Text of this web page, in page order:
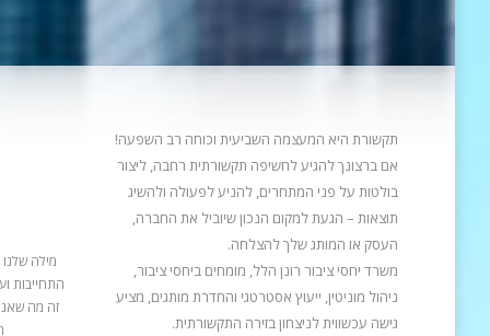
מילה
התחייבות
זה מה
תקשורת היא המעצמה השביעית וכוחה רב השפעה!
אם ברצונך להגיע לחשיפה תקשורתית רחבה, ליצור
בולטות על פני המתחרים, להניעלפעולה ולהשיג
תוצאות – הגעת למקום הנכון שיוביל את החברה,
העסק או המותג שלך להצלחה.
משרד יחסי ציבור רונן הלל, מומחים ביחסי ציבור,
ניהול מוניטין, ייעוץ אסטרטגי והחדרת מותגים, מציע
גישה עכשווית לניצחון בזירה התקשורתית.